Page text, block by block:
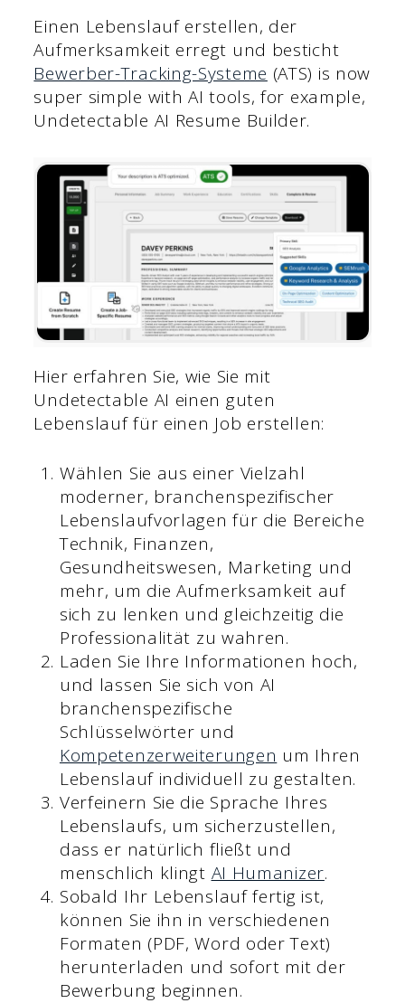
Einen Lebenslauf erstellen, der
Aufmerksamkeit erregt und besticht
Bewerber-Tracking-Systeme (ATS) is now
super simple with AI tools, for example,
Undetectable AI Resume Builder.
Hier erfahren Sie, wie Sie mit
Undetectable AI einen guten
Lebenslauf für einen Job erstellen:
Wählen Sie aus einer Vielzahl
moderner, branchenspezifischer
Lebenslaufvorlagen für die Bereiche
Technik, Finanzen,
Gesundheitswesen, Marketing und
mehr, um die Aufmerksamkeit auf
sich zu lenken und gleichzeitig die
Professionalität zu wahren.
Laden Sie Ihre Informationen hoch,
und lassen Sie sich von AI
branchenspezifische
Schlüsselwörter und
Kompetenzerweiterungen um Ihren
Lebenslauf individuell zu gestalten.
Verfeinern Sie die Sprache Ihres
Lebenslaufs, um sicherzustellen,
dass er natürlich fließt und
menschlich klingt AI Humanizer.
Sobald Ihr Lebenslauf fertig ist,
können Sie ihn in verschiedenen
Formaten (PDF, Word oder Text)
herunterladen und sofort mit der
Bewerbung beginnen.